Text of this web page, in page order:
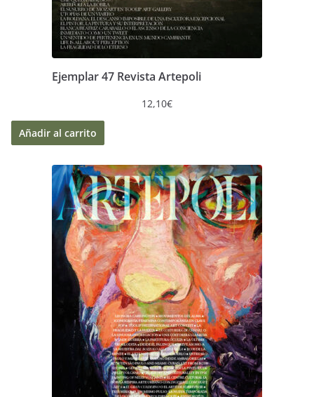
Ejemplar 47 Revista Artepoli
12,10€
Añadir al carrito